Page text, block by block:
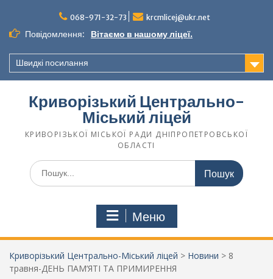
068-971-32-73 krcmlicej@ukr.net
Повідомлення: Вітаємо в нашому ліцеї.
Швидкі посилання
Криворізький Центрально-
Міський ліцей
КРИВОРІЗЬКОЇ МІСЬКОЇ РАДИ ДНІПРОПЕТРОВСЬКОЇ
ОБЛАСТІ
Меню
Криворізький Центрально-Міський ліцей > Новини > 8
травня-ДЕНЬ ПАМ’ЯТІ ТА ПРИМИРЕННЯ